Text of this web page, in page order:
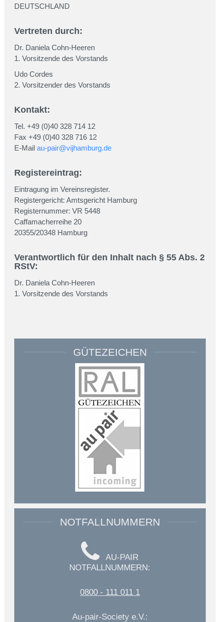
DEUTSCHLAND
Vertreten durch:
Dr. Daniela Cohn-Heeren
1. Vorsitzende des Vorstands
Udo Cordes
2. Vorsitzender des Vorstands
Kontakt:
Tel. +49 (0)40 328 714 12
Fax +49 (0)40 328 716 12
E-Mail au-pair@vijhamburg.de
Registereintrag:
Eintragung im Vereinsregister.
Registergericht: Amtsgericht Hamburg
Registernummer: VR 5448
Caffamacherreihe 20
20355/20348 Hamburg
Verantwortlich für den Inhalt nach § 55 Abs. 2
RStV:
Dr. Daniela Cohn-Heeren
1. Vorsitzende des Vorstands
GÜTEZEICHEN
NOTFALLNUMMERN
AU-PAIR
NOTFALLNUMMERN:
0800 - 111 011 1
Au-pair-Society e.V.: